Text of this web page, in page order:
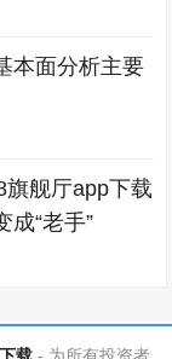
本面分析主要
舰厅app下载
成“老手”